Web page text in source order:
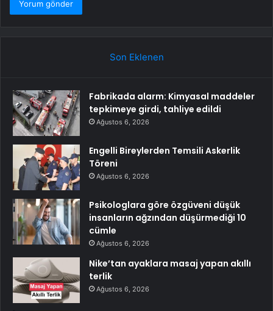
Son Eklenen
Fabrikada alarm: Kimyasal maddeler
tepkimeye girdi, tahliye edildi
Ağustos 6, 2026
Engelli Bireylerden Temsili Askerlik
Töreni
Ağustos 6, 2026
Psikologlara göre özgüveni düşük
insanların ağzından düşürmediği 10
cümle
Ağustos 6, 2026
Nike’tan ayaklara masaj yapan akıllı
terlik
Ağustos 6, 2026